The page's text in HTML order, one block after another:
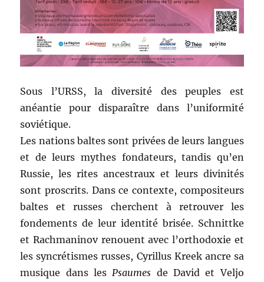
Sous l’URSS, la diversité des peuples est
anéantie pour disparaître dans l’uniformité
soviétique.
Les nations baltes sont privées de leurs langues
et de leurs mythes fondateurs, tandis qu’en
Russie, les rites ancestraux et leurs divinités
sont proscrits. Dans ce contexte, compositeurs
baltes et russes cherchent à retrouver les
fondements de leur identité brisée. Schnittke
et Rachmaninov renouent avec l’orthodoxie et
les syncrétismes russes, Cyrillus Kreek ancre sa
musique dans les Psaumes de David et Veljo